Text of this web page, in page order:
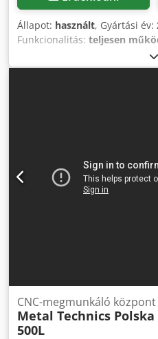
Állapot: használt, Gyártási év:
Funkcionalitás: teljesen
3210 horonymaró gép
323,9. A gépet kb. 1,5 évig
projektjénél. Tartozékok:
CNC-megmunkáló központ
Metal Technics Polska
500L